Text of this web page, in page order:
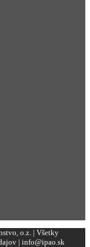
o.z. | Všetky
| info@ipao.sk